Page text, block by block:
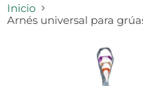
Inicio
Arnés universal para